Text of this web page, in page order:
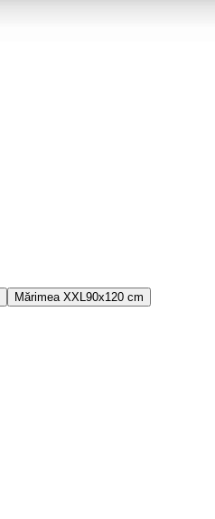
Mărimea XXL 90x120 cm